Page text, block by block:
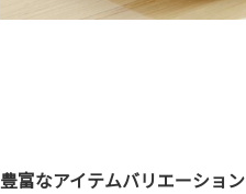
豊富なアイテムバリエーション